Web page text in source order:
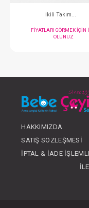
OLUNUZ
HAKKIMIZDA
SATIŞ SÖZLEŞMESI
İPTAL & İADE